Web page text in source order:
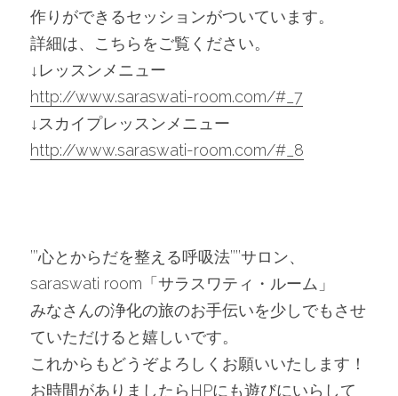
作りができるセッションがついています。
詳細は、こちらをご覧ください。
↓レッスンメニュー
http://www.saraswati-room.com/#_7
↓スカイプレッスンメニュー
http://www.saraswati-room.com/#_8
’’’心とからだを整える呼吸法’’’’サロン、
saraswati room「サラスワティ・ルーム」
みなさんの浄化の旅のお手伝いを少しでもさせ
ていただけると嬉しいです。
これからもどうぞよろしくお願いいたします！
お時間がありましたらHPにも遊びにいらして